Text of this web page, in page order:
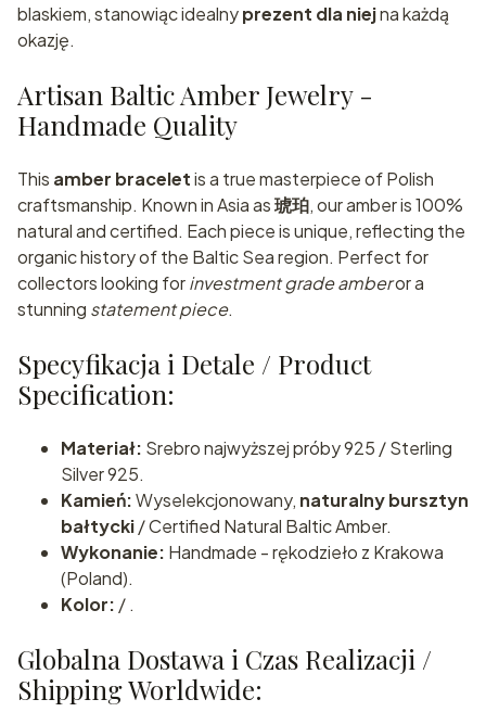
blaskiem, stanowiąc idealnyprezent dla niejna każdą
okazję.
Artisan Baltic Amber Jewelry -
Handmade Quality
This amber braceletis a true masterpiece of Polish
craftsmanship. Known in Asia as琥珀, our amber is 100%
natural and certified. Each piece is unique, reflecting the
organic history of the Baltic Sea region. Perfect for
collectors looking forinvestment grade amberor a
stunning statement piece.
Specyfikacja i Detale / Product
Specification:
Materiał: Srebro najwyższej próby 925 / Sterling
Silver 925.
Kamień:Wyselekcjonowany, naturalny bursztyn
bałtycki/ Certified Natural Baltic Amber.
Wykonanie: Handmade - rękodzieło z Krakowa
(Poland).
Kolor: / .
Globalna Dostawa i Czas Realizacji /
Shipping Worldwide: